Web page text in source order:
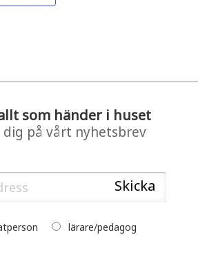
som händer i huset
dig på vårt nyhetsbrev
lärare/pedagog